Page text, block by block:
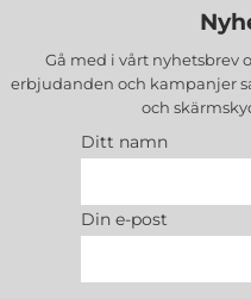
Gå med i vårt nyhetsbrev
erbjudanden och kampanjer
och
Ditt namn
Din e-post